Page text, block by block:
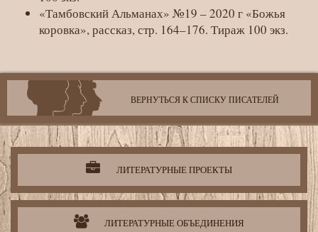
«Тамбовский Альманах» №19 – 2020 г «Божья
коровка», рассказ, стр. 164–176. Тираж 100 экз.
ВЕРНУТЬСЯ К СПИСКУ ПИСАТЕЛЕЙ
Литературная
деятельность
организации
ЛИТЕРАТУРНЫЕ ПРОЕКТЫ
ЛИТЕРАТУРНЫЕ ОБЪЕДИНЕНИЯ